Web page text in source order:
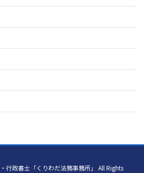
行政書士「くりわだ法務事務所」 All Rights